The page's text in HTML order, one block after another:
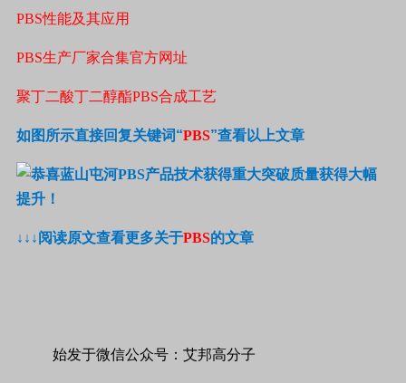
PBS性能及其应用
PBS生产厂家合集官方网址
聚丁二酸丁二醇酯PBS合成工艺
如图所示直接回复关键词“PBS”查看以上文章
↓↓↓阅读原文查看更多关于PBS的文章
始发于微信公众号：艾邦高分子